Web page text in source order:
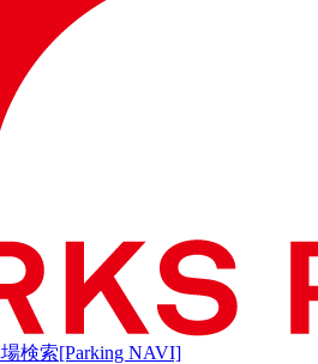
検索[Parking NAVI]